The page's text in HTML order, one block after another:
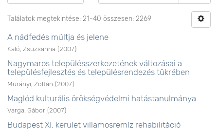
Találatok megtekintése: 21-40 összesen: 2269
A nádfedés múltja és jelene
Kaló, Zsuzsanna (2007)
Nagymaros településszerkezetének változásai a
településfejlesztés és településrendezés tükrében
Murányi, Zoltán (2007)
Maglód kulturális örökségvédelmi hatástanulmánya
Varga, Gábor (2007)
Budapest XI. kerület villamosremíz rehabilitáció